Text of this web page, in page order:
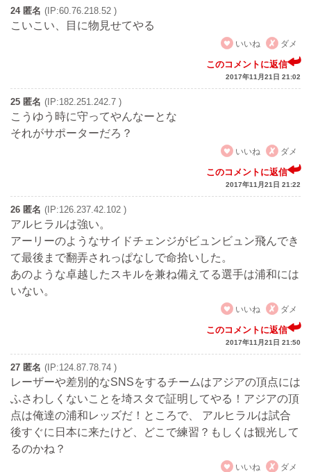
24 匿名 (IP:60.76.218.52 )
こいこい、目に物見せてやる
いいね
ダメ
このコメントに返信
2017年11月21日 21:02
25 匿名 (IP:182.251.242.7 )
こうゆう時に守ってやんなーとな
それがサポーターだろ？
いいね
ダメ
このコメントに返信
2017年11月21日 21:22
26 匿名 (IP:126.237.42.102 )
アルヒラルは強い。
アーリーのようなサイドチェンジがビュンビュン飛んでき
て最後まで翻弄されっぱなしで命拾いした。
あのような卓越したスキルを兼ね備えてる選手は浦和には
いない。
いいね
ダメ
このコメントに返信
2017年11月21日 21:50
27 匿名 (IP:124.87.78.74 )
レーザーや差別的なSNSをするチームはアジアの頂点には
ふさわしくないことを埼スタで証明してやる！アジアの頂
点は俺達の浦和レッズだ！ところで、 アルヒラルは試合
後すぐに日本に来たけど、どこで練習？もしくは観光して
るのかね？
いいね
ダメ